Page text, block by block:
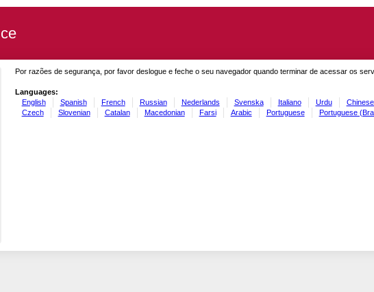
Por razões de segurança, por favor deslogue e feche o seu navegador quando terminar de acessar os
Languages:
English
Spanish French Russian Nederlands Svenska Italiano Urdu
Czech
Slovenian Catalan Macedonian Farsi Arabic Portuguese Portuguese